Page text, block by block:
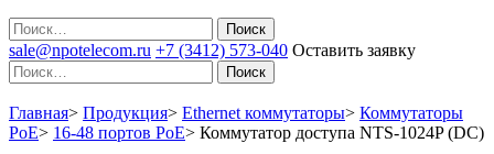
Поиск
sale@npotelecom.ru +7 (3412) 573-040 Оставить заявку
Поиск
Главная> Продукция> Ethernet коммутаторы> Коммутаторы
PoE> 16-48 портов PoE> Коммутатор доступа NTS-1024P (DC)